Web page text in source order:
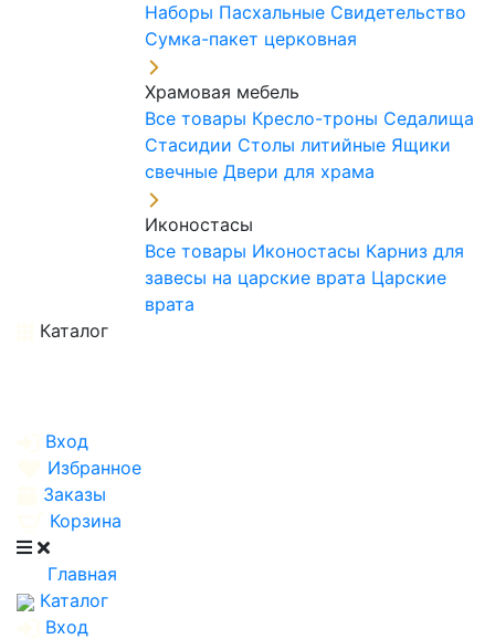
Наборы Пасхальные Свидетельство
Сумка-пакет церковная
Храмовая мебель
Все товары Кресло-троны Седалища
Стасидии Столы литийные Ящики
свечные Двери для храма
Иконостасы
Все товары Иконостасы Карниз для
завесы на царские врата Царские
врата
Каталог
Вход
Избранное
Заказы
Корзина
Главная
Каталог
Вход